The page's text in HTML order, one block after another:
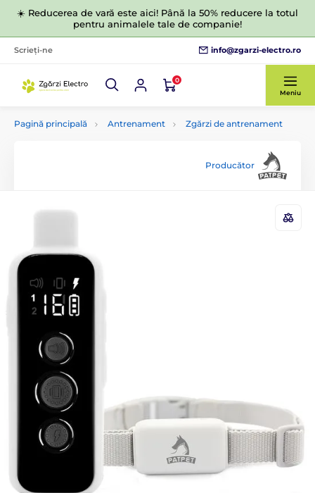
☀️ Reducerea de vară este aici! Până la 50% reducere la totul
pentru animalele tale de companie!
Scrieți-ne info@zgarzi-electro.ro
0
Meniu
Pagină principală Antrenament Zgărzi de antrenament
Producător